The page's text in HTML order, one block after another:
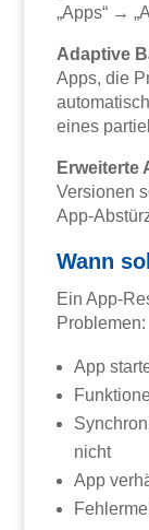
„Apps“ →
Adaptive
Apps, die
eines
Erweiterte
Versionen
App-
Wann
Ein App-
Problemen:
App
nicht
App